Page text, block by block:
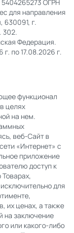
ОГРН
для направления
630091, г.
302.
Федерация.
по 17.08.2026 г.
функционал
целях
на нем.
веб-Сайт в
«Интернет» с
приложение
доступ к
для
их ценах, а также
на заключение
или какого-либо